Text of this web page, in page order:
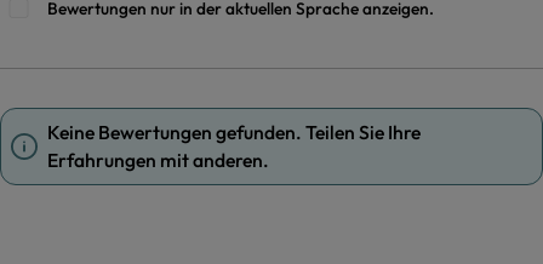
Bewertungen nur in der aktuellen Sprache anzeigen.
Keine Bewertungen gefunden. Teilen Sie Ihre
Erfahrungen mit anderen.